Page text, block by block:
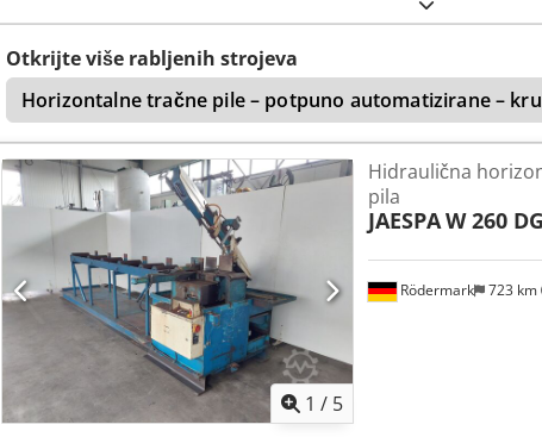
mogućnost pohrane do 99 programa rezanja. (TOUCH model s 7"
zatezanje pile, kojim upravlja granični prekidač. Opsežna
za pokretanje ciklusa i električni sustav niskog napona u skladu s
automatskom jedinicom za utovar i valjcima s pripadajućom
Otkrijte više rabljenih strojeva
Horizontalne tračne pile – potpuno automatizirane –
1 / 5
Rödermark 723 km
Hidraulična
pila
JAESPAW 260